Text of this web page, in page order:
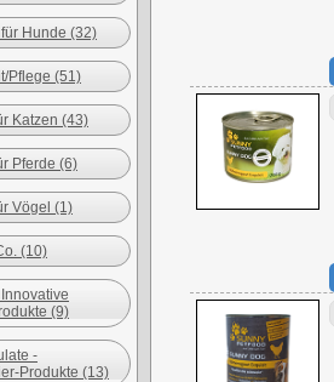
Hunde (32)
Pflege (51)
Katzen (43)
Pferde (6)
Vögel (1)
(10)
(9)
-
Produkte (13)